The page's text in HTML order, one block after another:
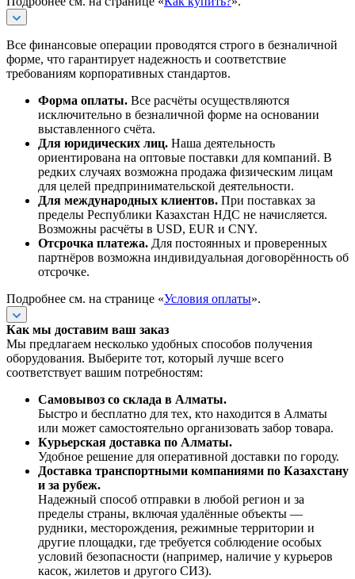
Все финансовые операции проводятся строго в безналичной
форме, что гарантирует надежность и соответствие
требованиям корпоративных стандартов.
Форма оплаты. Все расчёты осуществляются
исключительно в безналичной форме на основании
выставленного счёта.
Для юридических лиц. Наша деятельность
ориентирована на оптовые поставки для компаний. В
редких случаях возможна продажа физическим лицам
для целей предпринимательской деятельности.
Для международных клиентов. При поставках за
пределы Республики Казахстан НДС не начисляется.
Возможны расчёты в USD, EUR и CNY.
Отсрочка платежа. Для постоянных и проверенных
партнёров возможна индивидуальная договорённость об
отсрочке.
Подробнее см. на странице «Условия оплаты».
Как мы доставим ваш заказ
Мы предлагаем несколько удобных способов получения
оборудования. Выберите тот, который лучше всего
соответствует вашим потребностям:
Самовывоз со склада в Алматы.
Быстро и бесплатно для тех, кто находится в Алматы
или может самостоятельно организовать забор товара.
Курьерская доставка по Алматы.
Удобное решение для оперативной доставки по городу.
Доставка транспортными компаниями по Казахстану
и за рубеж.
Надежный способ отправки в любой регион и за
пределы страны, включая удалённые объекты —
рудники, месторождения, режимные территории и
другие площадки, где требуется соблюдение особых
условий безопасности (например, наличие у курьеров
касок, жилетов и другого СИЗ).